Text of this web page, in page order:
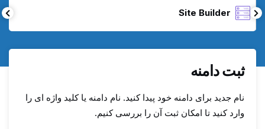
Site Builder
ثبت دامنه
نام جدید برای دامنه خود پیدا کنید. نام دامنه یا کلید واژه ای را
وارد کنید تا امکان ثبت آن را بررسی کنیم.